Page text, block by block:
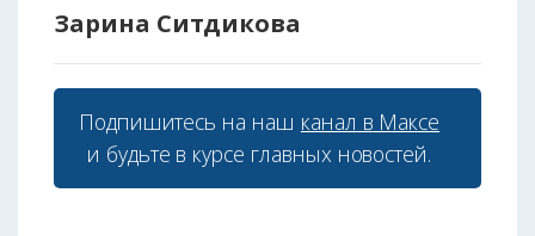
Зарина Ситдикова
Подпишитесь на наш канал в Максе
и будьте в курсе главных новостей.